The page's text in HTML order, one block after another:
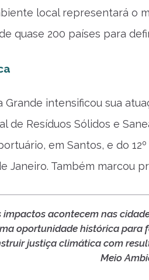
local representará o
quase 200 países para
Grande intensificou sua
de Resíduos Sólidos e
em Santos, e do
Janeiro. Também marcou
impactos acontecem nas
oportunidade histórica para
justiça climática com
Meio